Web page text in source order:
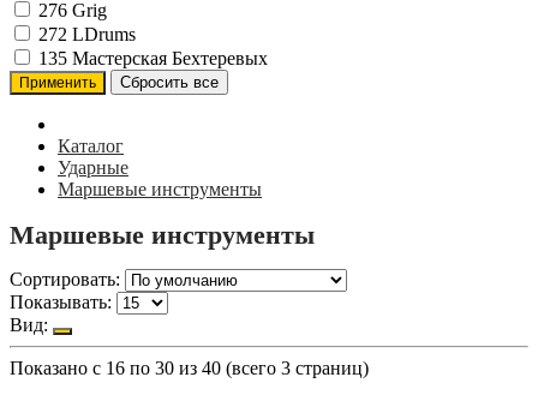
276 Grig
272 LDrums
135 Мастерская Бехтеревых
Каталог
Ударные
Маршевые инструменты
Маршевые инструменты
Сортировать:
Показывать:
Вид:
Показано с 16 по 30 из 40 (всего 3 страниц)